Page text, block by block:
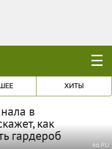
☰
ХИТЫ
в
как
гардероб
66.RU